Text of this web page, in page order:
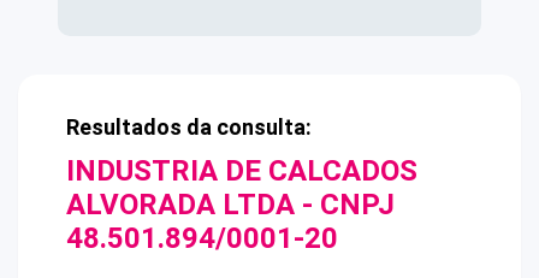
Resultados da consulta:
INDUSTRIA DE CALCADOS
ALVORADA LTDA - CNPJ
48.501.894/0001-20